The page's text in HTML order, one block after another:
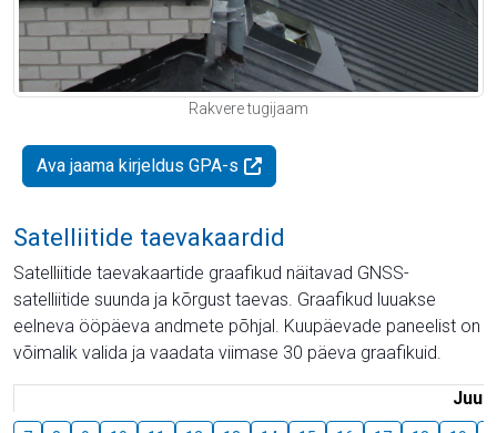
Rakvere tugijaam
Ava jaama kirjeldus GPA-s
Satelliitide taevakaardid
Satelliitide taevakaartide graafikud näitavad GNSS-
satelliitide suunda ja kõrgust taevas. Graafikud luuakse
eelneva ööpäeva andmete põhjal. Kuupäevade paneelist on
võimalik valida ja vaadata viimase 30 päeva graafikuid.
Juuli